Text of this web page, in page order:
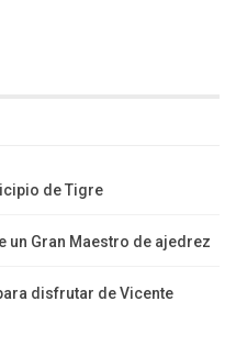
de Tigre
un Gran Maestro de ajedrez
disfrutar de Vicente